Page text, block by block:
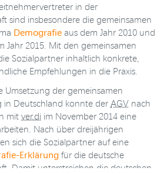
in der
sind insbesondere die gemeinsamen
Demografie aus dem Jahr 2010 und
Jahr 2015. Mit den gemeinsamen
Sozialpartner inhaltlich konkrete,
Empfehlungen in die Praxis.
Umsetzung der gemeinsamen
in Deutschland konnte der AGV nach
mit ver.di im November 2014 eine
Nach über dreijährigen
sich die Sozialpartner auf eine
Erklärung für die deutsche
Damit unterstreichen die deutschen